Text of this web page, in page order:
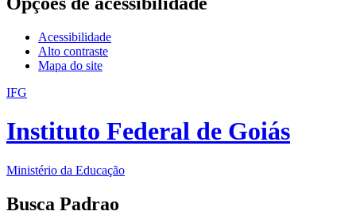
Acessibilidade
Alto contraste
Mapa do site
IFG
Instituto Federal de Goiás
Ministério da Educação
Busca Padrao